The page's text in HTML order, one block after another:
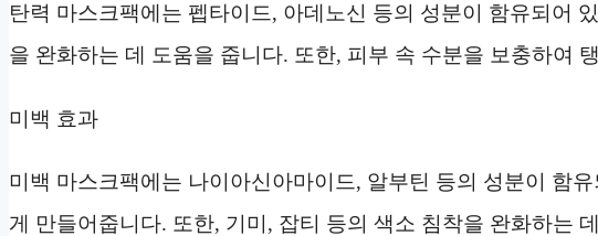
탄력 마스크팩에는 펩타이드, 아데노신 등의 성분이 함유되어
을 완화하는 데 도움을 줍니다. 또한, 피부 속 수분을 보충하여
미백 효과
미백 마스크팩에는 나이아신아마이드, 알부틴 등의 성분이 함
게 만들어줍니다. 또한, 기미, 잡티 등의 색소 침착을 완화하는